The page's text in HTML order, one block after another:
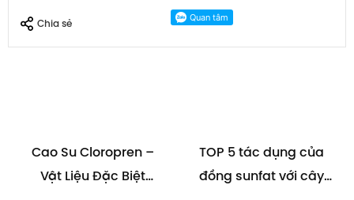
Chia sẻ
Cao Su Cloropren –
Vật Liệu Đặc Biệt
TOP 5 tác dụng của
đồng sunfat với cây